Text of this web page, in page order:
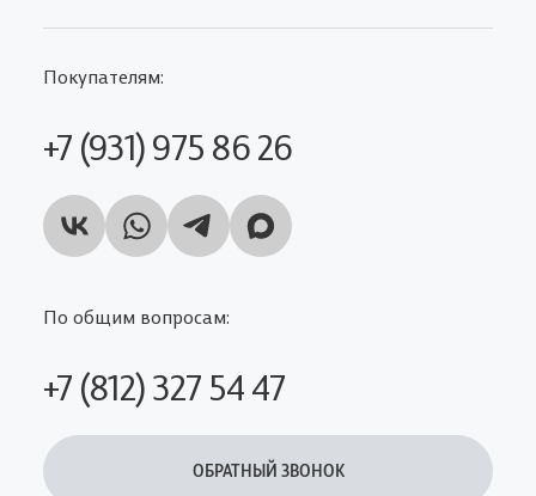
Покупателям:
+7 (931) 975 86 26
По общим вопросам:
+7 (812) 327 54 47
ОБРАТНЫЙ ЗВОНОК